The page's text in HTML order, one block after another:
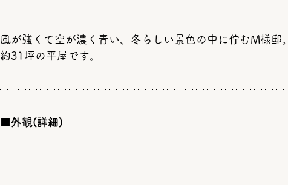
風が強くて空が濃く青い、冬らしい景色の中に佇むM様邸。
約31坪の平屋です。
■外観(詳細)